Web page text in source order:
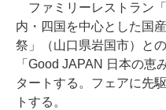
ファミリーレストラン
内・四国を中心とした国
祭」（山口県岩国市）と
「Good JAPAN 日本の恵
タートする。フェアに先
トする。